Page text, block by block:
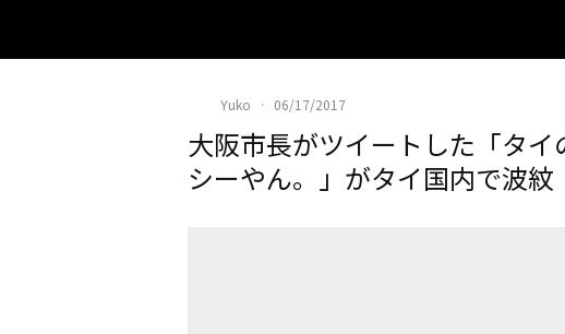
Yuko · 06/17/2017
大阪市長がツイートした「タ
シーやん。」がタイ国内で波紋